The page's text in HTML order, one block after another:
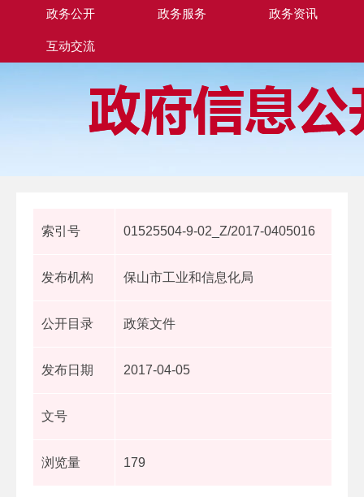
政务公开 政务服务 政务资讯
互动交流
索引号 01525504-9-02_Z/2017-0405016
发布机构 保山市工业和信息化局
公开目录 政策文件
发布日期 2017-04-05
文号
浏览量 179